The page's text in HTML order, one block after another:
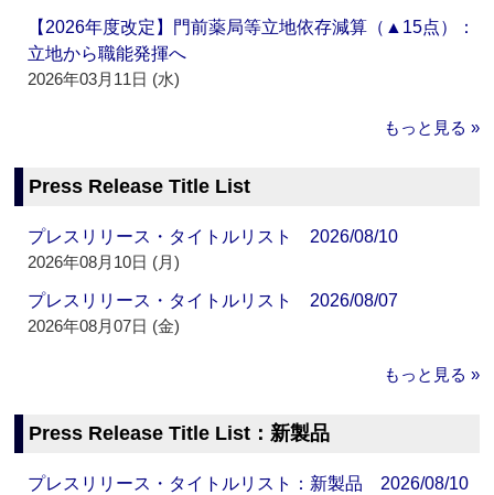
【2026年度改定】門前薬局等立地依存減算（▲15点）：
立地から職能発揮へ
2026年03月11日 (水)
もっと見る »
Press Release Title List
プレスリリース・タイトルリスト 2026/08/10
2026年08月10日 (月)
プレスリリース・タイトルリスト 2026/08/07
2026年08月07日 (金)
もっと見る »
Press Release Title List：新製品
プレスリリース・タイトルリスト：新製品 2026/08/10